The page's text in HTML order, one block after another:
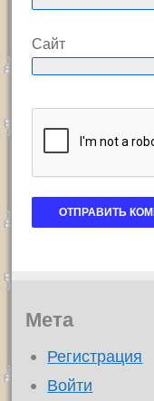
Сайт
Мета
Регистрация
Войти